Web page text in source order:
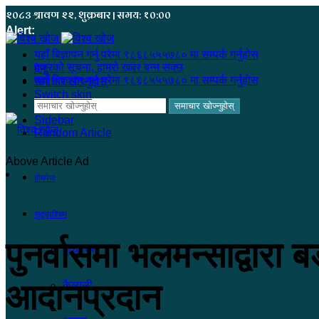
२०८३ श्रावण २२, शुक्रबार | समय: १०:००
Alert:
यहाँ बिज्ञापन गर्नु परेमा ९८६८५५५७८० मा सम्पर्क गर्नुहोस
हजुरको सूचना, हाम्रो खबर बन्न सक्छ
यहाँ बिज्ञापन गर्नु परेमा ९८६८५५५७८० मा सम्पर्क गर्नुहोस
समाचार खोज्नुहोस्
Sidebar
Random Article
मेनू
समाचार खोज्नुहोस्
Switch skin
होमपेज
सुदूरपश्चिम
कंचनपुर
कैलाली
Above Article Ad
पुनर्वासमा
आदानप्रदान